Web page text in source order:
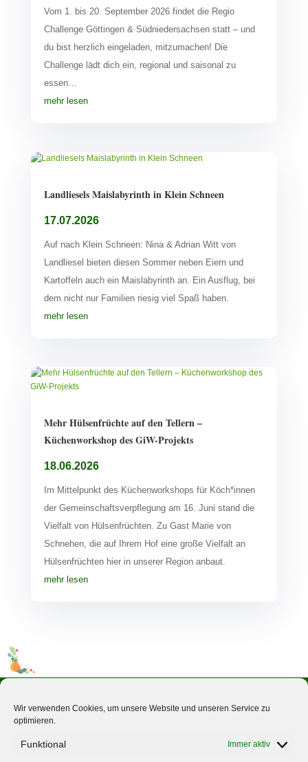
Wir verwenden Cookies, um unsere Website und unseren Service zu
optimieren.
Funktional Immer aktiv
Vom 1. bis 20. September 2026 findet die Regio
Challenge Göttingen & Südniedersachsen statt – und
du bist herzlich eingeladen, mitzumachen! Die
Challenge lädt dich ein, regional und saisonal zu
essen…
mehr lesen
Landliesels Maislabyrinth in Klein Schneen
17.07.2026
Auf nach Klein Schneen: Nina & Adrian Witt von
Landliesel bieten diesen Sommer neben Eiern und
Kartoffeln auch ein Maislabyrinth an. Ein Ausflug, bei
dem nicht nur Familien riesig viel Spaß haben.
mehr lesen
Mehr Hülsenfrüchte auf den Tellern –
Küchenworkshop des GiW-Projekts
18.06.2026
Im Mittelpunkt des Küchenworkshops für Köch*innen
der Gemeinschaftsverpflegung am 16. Juni stand die
Vielfalt von Hülsenfrüchten. Zu Gast Marie von
Schnehen, die auf Ihrem Hof eine große Vielfalt an
Hülsenfrüchten hier in unserer Region anbaut.
mehr lesen